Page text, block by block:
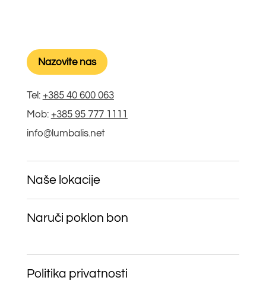
Nazovite nas
Tel: +385 40 600 063
Mob: +385 95 777 1111
info@lumbalis.net
Naše lokacije
Naruči poklon bon
Politika privatnosti